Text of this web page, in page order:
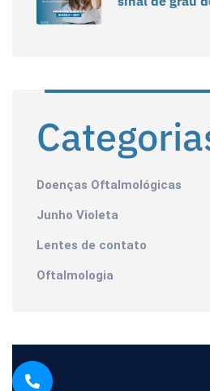
Doenças Oftalmológicas
Junho Violeta
Lentes de contato
Oftalmologia